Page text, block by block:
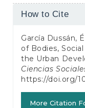
Article
How to Cite
García Dussán,
of Bodies,
the Urban
Ciencias
https://doi.org/
More Citation